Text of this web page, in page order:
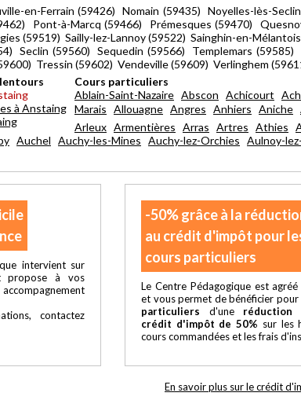
en-Ferrain (59426) Nomain (59435) Noyelles-lès-
Pont-à-Marcq (59466) Prémesques (59470)
(59519) Sailly-lez-Lannoy (59522) Sainghin-en-
Seclin (59560) Sequedin (59566) Templemars
Tressin (59602) Vendeville (59609) Verlinghem
à Anstaing
Cours particuliers
Ablain-Saint-Nazaire Abscon Achicourt
Marais Allouagne Angres Anhiers Aniche
Arleux Armentières Arras Artres Athies
Auchel Auchy-les-Mines Auchy-lez-Orchies Aulnoy-
intervient sur
propose à vos
contactez
-50% grâce à la
au crédit d'impôt pour
cours particuliers
Le Centre Pédagogique est
et vous permet de bénéficier pour
particuliers d'une réduction
crédit d'impôt de 50% sur les
cours commandées et les frais
En savoir plus sur le crédit